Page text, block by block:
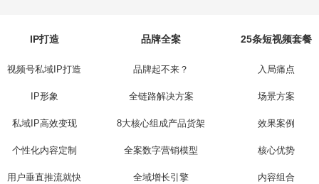
IP打造
视频号私域IP打造
IP形象
私域IP高效变现
个性化内容定制
用户垂直推流就快
品牌全案
品牌起不来？
全链路解决方案
8大核心组成产品货架
全案数字营销模型
全域增长引擎
25条短视频套餐
入局痛点
场景方案
效果案例
核心优势
内容组合